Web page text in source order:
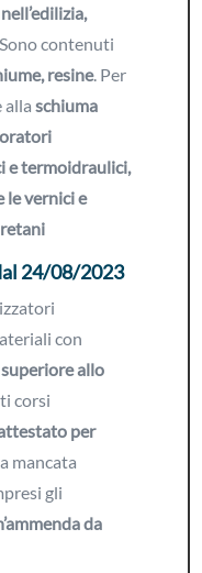
. Sono contenuti
resine. Per
allaschiuma
e termoidraulici,
le vernici e
24/08/2023
con
allo
corsi
per
mancata
gli
da